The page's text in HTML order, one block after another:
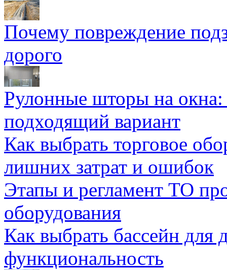
Почему повреждение
дорого
Рулонные шторы на
подходящий вариант
Как выбрать торговое
лишних затрат и ошибок
Этапы и регламент ТО
оборудования
Как выбрать бассейн для
функциональность